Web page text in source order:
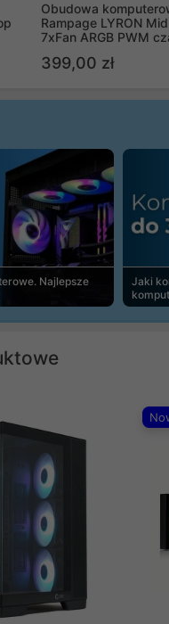
Obudowa
Rampage LYRON
7xFan ARGB PWM
399,00 zł
Najlepsze
Jaki